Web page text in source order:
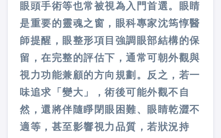
眼頭手術等也常被視為入門首選。眼睛
是重要的靈魂之窗，眼科專家沈筠惇醫
師提醒，眼整形項目強調眼部結構的保
留，在完整的評估下，通常可朝外觀與
視力功能兼顧的方向規劃。反之，若一
味追求「變大」，術後可能外觀不自
然，還將伴隨睜閉眼困難、眼睛乾澀不
適等，甚至影響視力品質，若狀況持